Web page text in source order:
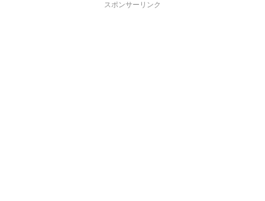
スポンサーリンク